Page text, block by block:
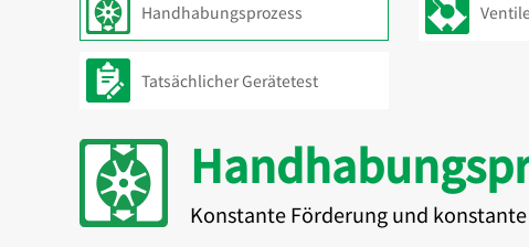
Handhabungsprozess
Tatsächlicher Gerätetest
Konstante Förderung und